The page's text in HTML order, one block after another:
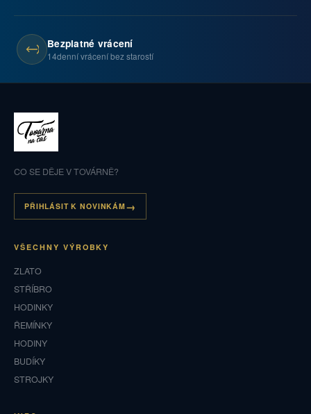
Bezplatné vrácení
14denní vrácení bez starostí
CO SE DĚJE V TOVÁRNĚ?
PŘIHLÁSIT K NOVINKÁM
VŠECHNY VÝROBKY
ZLATO
STŘÍBRO
HODINKY
ŘEMÍNKY
HODINY
BUDÍKY
STROJKY